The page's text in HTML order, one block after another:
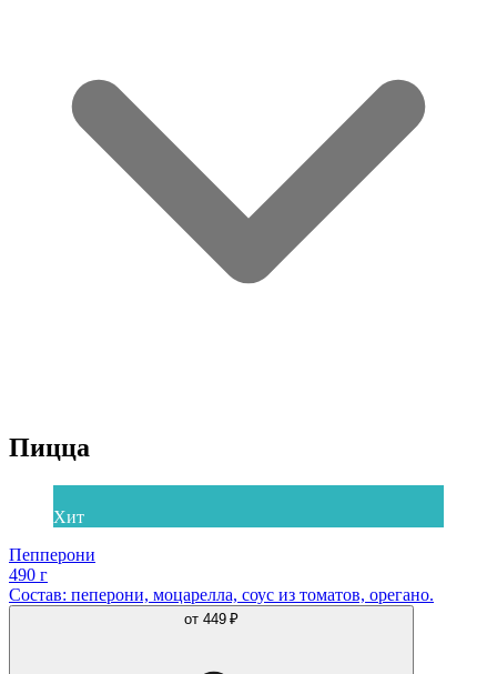
Пицца
Хит
Пепперони
490 г
Состав: пеперони, моцарелла, соус из томатов, орегано.
от 449 ₽